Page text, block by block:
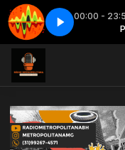
00:00 -
da manhã - Parte 1